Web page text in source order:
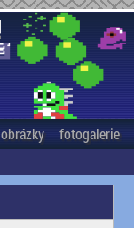
obrázky fotogalerie